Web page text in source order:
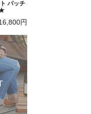
パッチ
円